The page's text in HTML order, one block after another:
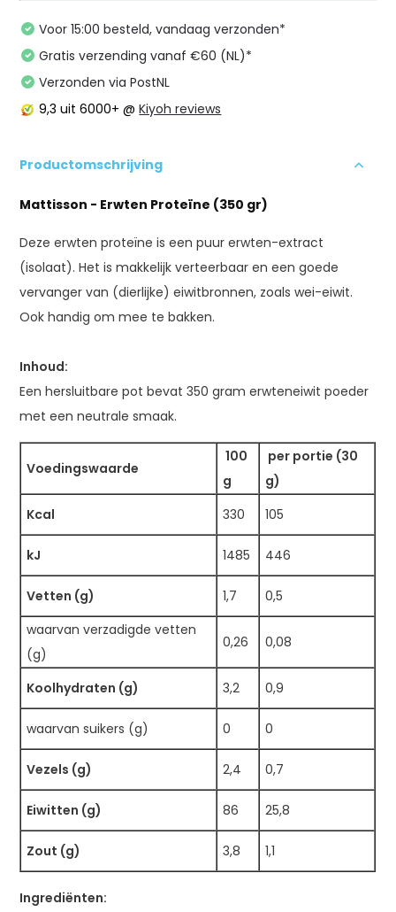
Voor 15:00 besteld, vandaag verzonden*
Gratis verzending vanaf €60 (NL)*
Verzonden via PostNL
9,3 uit 6000+ @Kiyoh reviews
Productomschrijving
Mattisson - Erwten Proteïne (350 gr)
Deze erwten proteïne is een puur erwten-extract
(isolaat). Het is makkelijk verteerbaar en een goede
vervanger van (dierlijke) eiwitbronnen, zoals wei-eiwit.
Ook handig om mee te bakken.
Inhoud:
Een hersluitbare pot bevat 350 gram erwteneiwit poeder
met een neutrale smaak.
Voedingswaarde
100
g
per portie (30
g)
Kcal
330 105
kJ 1485 446
Vetten (g) 1,7
0,5
waarvan verzadigde vetten
(g)
0,26 0,08
Koolhydraten (g) 3,2 0,9
waarvan suikers (g) 0 0
Vezels (g) 2,4 0,7
Eiwitten (g) 86 25,8
Zout (g) 3,8 1,1
Ingrediënten: